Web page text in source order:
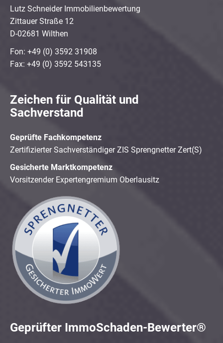
Lutz Schneider Immobilienbewertung
Zittauer Straße 12
D-02681 Wilthen
Fon: +49 (0) 3592 31908
Fax: +49 (0) 3592 543135
Zeichen für Qualität und
Sachverstand
Geprüfte Fachkompetenz
Zertifizierter Sachverständiger ZIS Sprengnetter Zert(S)
Gesicherte Marktkompetenz
Vorsitzender Expertengremium Oberlausitz
Geprüfter ImmoSchaden-Bewerter®